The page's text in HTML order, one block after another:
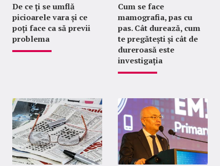
De ce ți se umflă
picioarele vara și ce
poți face ca să previi
problema
Cum se face
mamografia, pas cu
pas. Cât durează, cum
te pregătești și cât de
dureroasă este
investigația